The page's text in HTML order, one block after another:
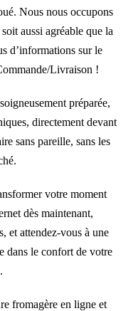
Nous nous occupons
aussi agréable que la
d’informations sur le
Livraison !
préparée,
directement devant
sans pareille, sans les
votre moment
dès maintenant,
et attendez-vous à une
dans le confort de votre
fromagère en ligne et